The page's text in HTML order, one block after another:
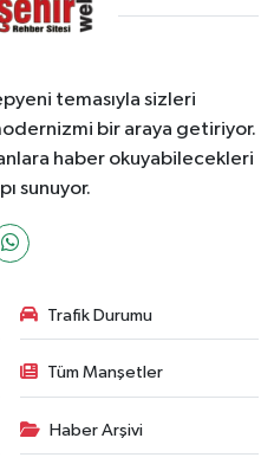
temasıyla sizleri
bir araya getiriyor.
haber okuyabilecekleri
sunuyor.
Trafik Durumu
Tüm Manşetler
Haber Arşivi